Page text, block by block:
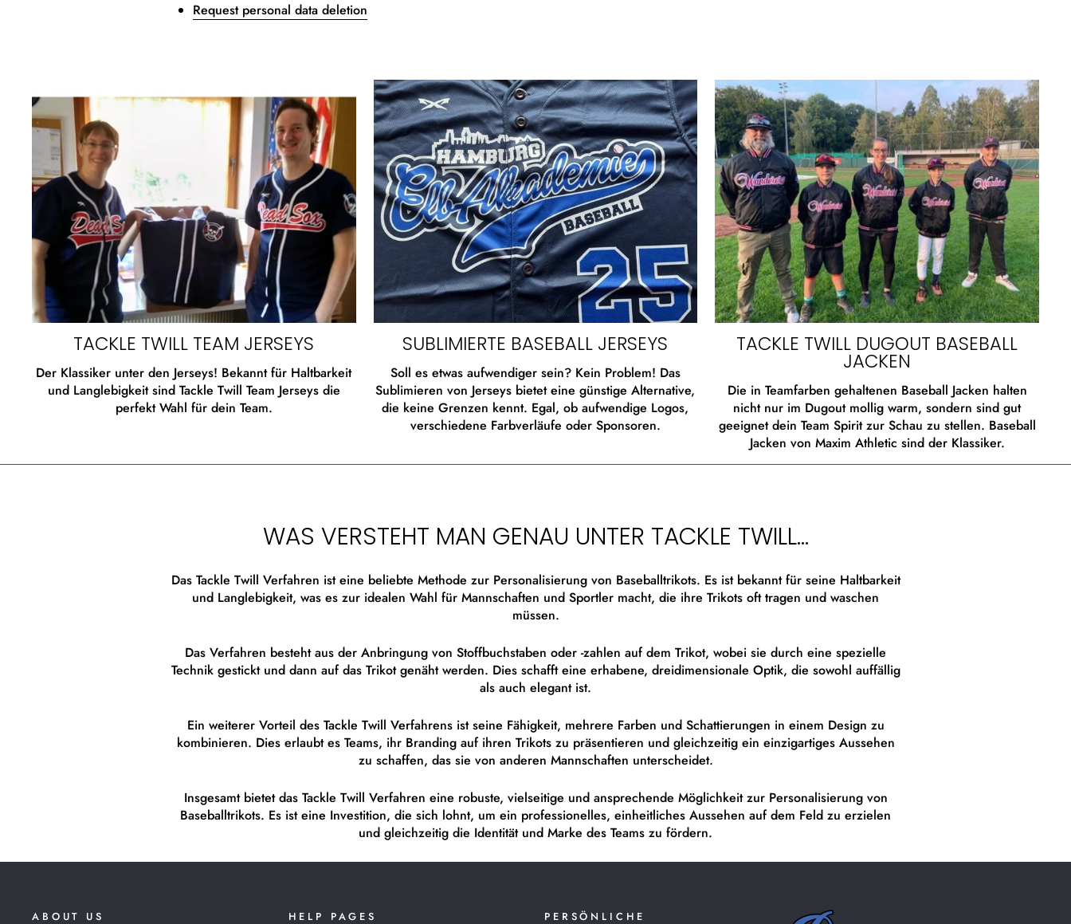
Request personal data deletion
TACKLE TWILL TEAM JERSEYS
Der Klassiker unter den Jerseys! Bekannt für Haltbarkeit
und Langlebigkeit sind Tackle Twill Team Jerseys die
perfekt Wahl für dein Team.
SUBLIMIERTE BASEBALL JERSEYS
Soll es etwas aufwendiger sein? Kein Problem! Das
Sublimieren von Jerseys bietet eine günstige Alternative,
die keine Grenzen kennt. Egal, ob aufwendige Logos,
verschiedene Farbverläufe oder Sponsoren.
TACKLE TWILL DUGOUT BASEBALL
JACKEN
Die in Teamfarben gehaltenen Baseball Jacken halten
nicht nur im Dugout mollig warm, sondern sind gut
geeignet dein Team Spirit zur Schau zu stellen. Baseball
Jacken von Maxim Athletic sind der Klassiker.
WAS VERSTEHT MAN GENAU UNTER TACKLE TWILL...
Das Tackle Twill Verfahren ist eine beliebte Methode zur Personalisierung von Baseballtrikots. Es ist bekannt für seine Haltbarkeit
und Langlebigkeit, was es zur idealen Wahl für Mannschaften und Sportler macht, die ihre Trikots oft tragen und waschen
müssen.
Das Verfahren besteht aus der Anbringung von Stoffbuchstaben oder -zahlen auf dem Trikot, wobei sie durch eine spezielle
Technik gestickt und dann auf das Trikot genäht werden. Dies schafft eine erhabene, dreidimensionale Optik, die sowohl auffällig
als auch elegant ist.
Ein weiterer Vorteil des Tackle Twill Verfahrens ist seine Fähigkeit, mehrere Farben und Schattierungen in einem Design zu
kombinieren. Dies erlaubt es Teams, ihr Branding auf ihren Trikots zu präsentieren und gleichzeitig ein einzigartiges Aussehen
zu schaffen, das sie von anderen Mannschaften unterscheidet.
Insgesamt bietet das Tackle Twill Verfahren eine robuste, vielseitige und ansprechende Möglichkeit zur Personalisierung von
Baseballtrikots. Es ist eine Investition, die sich lohnt, um ein professionelles, einheitliches Aussehen auf dem Feld zu erzielen
und gleichzeitig die Identität und Marke des Teams zu fördern.
ABOUT US HELP PAGES
PERSÖNLICHE